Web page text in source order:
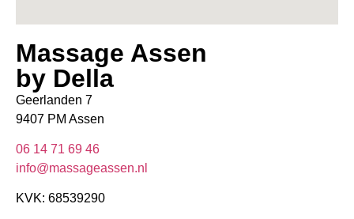
Massage Assen
by Della
Geerlanden 7
9407 PM Assen
06 14 71 69 46
info@massageassen.nl
KVK: 68539290